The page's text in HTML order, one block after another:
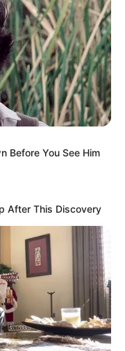
ഇത്
നല്‍കുകയെന്നും
റഷ്യ, ഇറ്റലി,
Before You See Him
After This Discovery